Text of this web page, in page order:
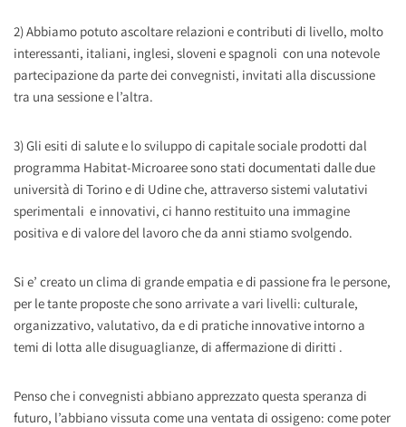
2) Abbiamo potuto ascoltare relazioni e contributi di livello, molto
interessanti, italiani, inglesi, sloveni e spagnoli con una notevole
partecipazione da parte dei convegnisti, invitati alla discussione
tra una sessione e l’altra.
3) Gli esiti di salute e lo sviluppo di capitale sociale prodotti dal
programma Habitat-Microaree sono stati documentati dalle due
università di Torino e di Udine che, attraverso sistemi valutativi
sperimentali e innovativi, ci hanno restituito una immagine
positiva e di valore del lavoro che da anni stiamo svolgendo.
Si e’ creato un clima di grande empatia e di passione fra le persone,
per le tante proposte che sono arrivate a vari livelli: culturale,
organizzativo, valutativo, da e di pratiche innovative intorno a
temi di lotta alle disuguaglianze, di affermazione di diritti .
Penso che i convegnisti abbiano apprezzato questa speranza di
futuro, l’abbiano vissuta come una ventata di ossigeno: come poter